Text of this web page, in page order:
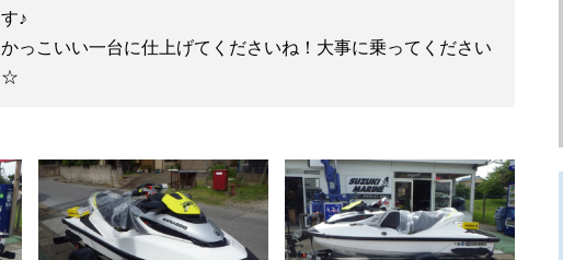
す♪
かっこいい一台に仕上げてくださいね！大事に乗ってください
☆